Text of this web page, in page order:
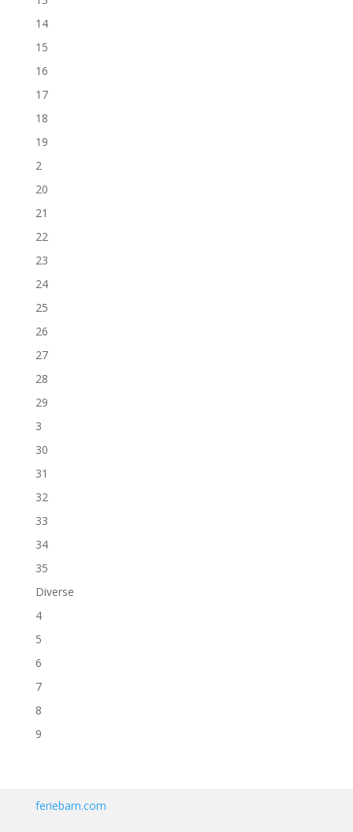
14
15
16
17
18
19
2
20
21
22
23
24
25
26
27
28
29
3
30
31
32
33
34
35
Diverse
4
5
6
7
8
9
feriebarn.com